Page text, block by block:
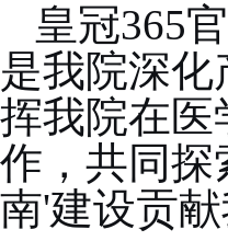
皇冠365
是我院深
挥我院在医
作，共同探
南'建设贡